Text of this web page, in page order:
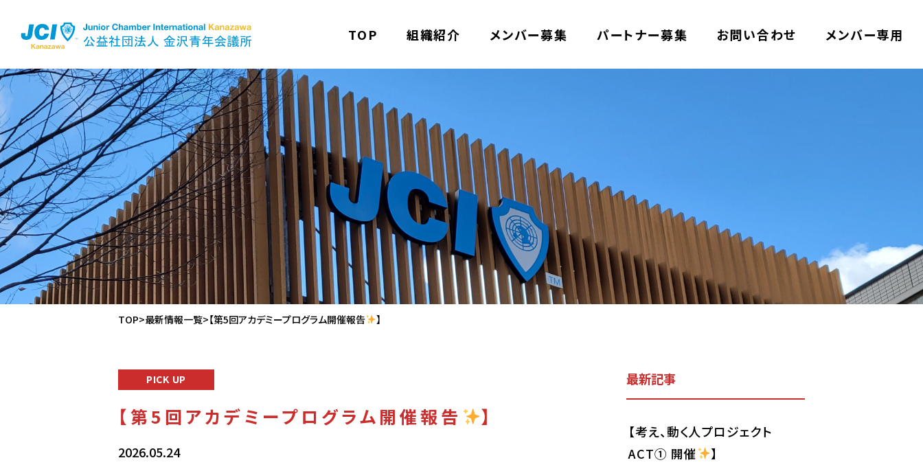
TOP 組織紹介 メンバー募集 パートナー募集 お問い合わせ メンバー専用
TOP>最新情報一覧>【第5回アカデミープログラム開催報告 】
PICK UP
【第5回アカデミープログラム開催報告 】
2026.05.24
最新記事
【考え、動く人プロジェクト
ACT① 開催
】